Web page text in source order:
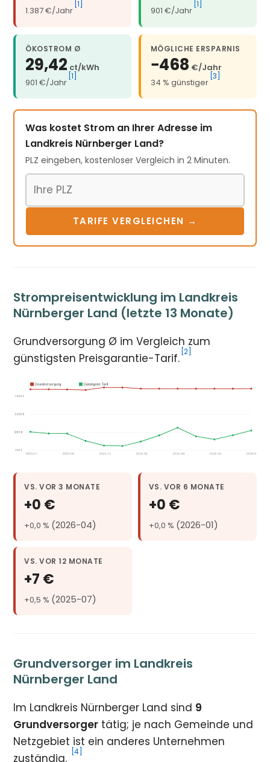
1.387 €/Jahr
[1]
901 €/Jahr
[1]
ÖKOSTROM Ø
29,42 ct/kWh
901 €/Jahr
[1]
MÖGLICHE ERSPARNIS
−468 €/Jahr
34 % günstiger
[3]
Was kostet Strom an Ihrer Adresse im
Landkreis Nürnberger Land?
PLZ eingeben, kostenloser Vergleich in 2 Minuten.
TARIFE VERGLEICHEN →
Strompreisentwicklung im Landkreis
Nürnberger Land (letzte 13 Monate)
Grundversorgung Ø im Vergleich zum
günstigsten Preisgarantie-Tarif. [2]
VS. VOR 3 MONATE
+0 €
+0,0 % (2026-04)
VS. VOR 6 MONATE
+0 €
+0,0 % (2026-01)
VS. VOR 12 MONATE
+7 €
+0,5 % (2025-07)
Grundversorger im Landkreis
Nürnberger Land
Im Landkreis Nürnberger Land sind 9
Grundversorger tätig; je nach Gemeinde und
Netzgebiet ist ein anderes Unternehmen
zuständig.
[4]